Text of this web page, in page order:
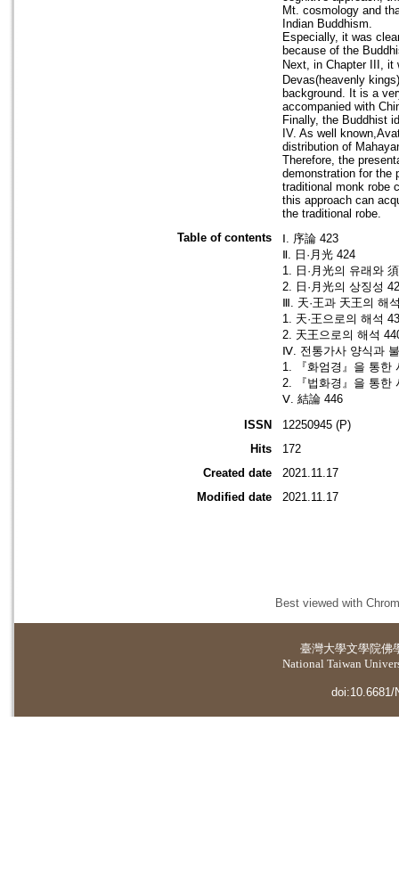
Mt. cosmology and
Indian Buddhism.
Especially, it was
because of the
Next, in Chapter III, it
Devas(heavenly
background. It is a
accompanied with
Finally, the Buddhist
IV. As well
distribution of
Therefore, the
demonstration for the
traditional monk robe
this approach can
the traditional robe.
Table of contents
Ⅰ. 序論 423
Ⅱ. 日·月光 424
1. 日·月光의 유래와
2. 日·月光의 상징성
Ⅲ. 天·王과 天王의 해
1. 天·王으로의 해석
2. 天王으로의 해석
Ⅳ. 전통가사 양식과
1. 『화엄경』을 통한
2. 『법화경』을 통한
Ⅴ. 結論 446
ISSN
12250945 (P)
Hits
172
Created date
2021.11.17
Modified date
2021.11.17
Best viewed with
臺灣大學文學院佛
National Taiwan
doi:10.6681/